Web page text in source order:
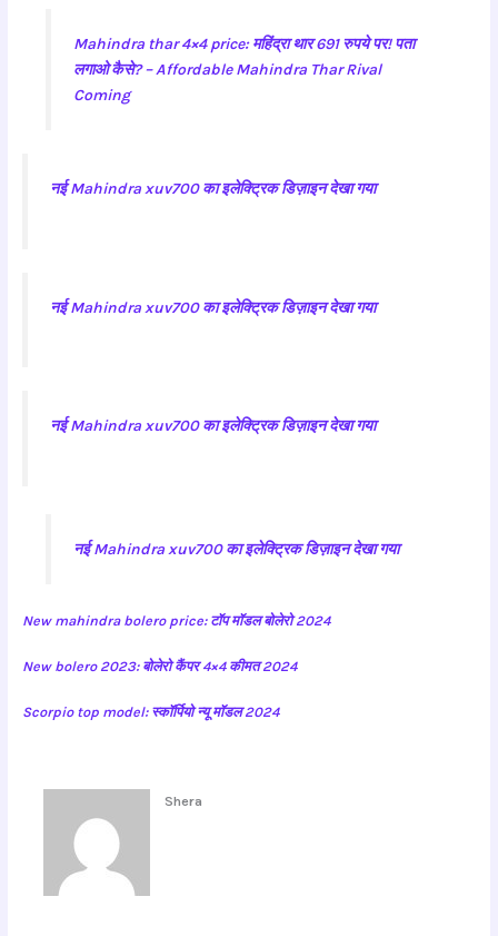
Mahindra thar 4×4 price: महिंद्रा थार 691 रुपये पर! पता
लगाओ कैसे? – Affordable Mahindra Thar Rival
Coming
नई Mahindra xuv700 का इलेक्ट्रिक डिज़ाइन देखा गया
नई Mahindra xuv700 का इलेक्ट्रिक डिज़ाइन देखा गया
नई Mahindra xuv700 का इलेक्ट्रिक डिज़ाइन देखा गया
नई Mahindra xuv700 का इलेक्ट्रिक डिज़ाइन देखा गया
New mahindra bolero price: टॉप मॉडल बोलेरो 2024
New bolero 2023: बोलेरो कैंपर 4×4 कीमत 2024
Scorpio top model: स्कॉर्पियो न्यू मॉडल 2024
Shera